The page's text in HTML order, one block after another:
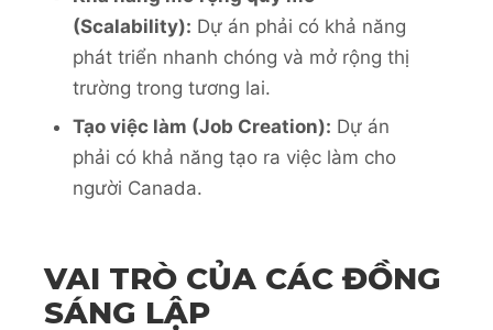
(Scalability): Dự án phải có khả năng
phát triển nhanh chóng và mở rộng thị
trường trong tương lai.
Tạo việc làm (Job Creation): Dự án
phải có khả năng tạo ra việc làm cho
người Canada.
VAI TRÒ CỦA CÁC ĐỒNG
SÁNG LẬP